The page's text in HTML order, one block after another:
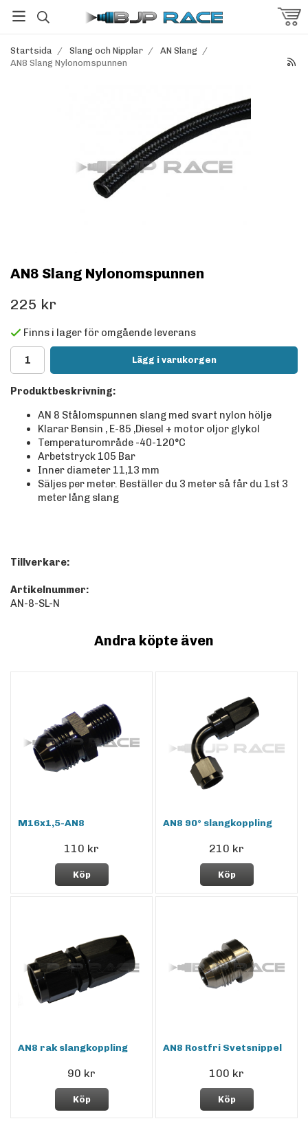
Startsida / Slang och Nipplar / AN Slang /
AN8 Slang Nylonomspunnen
AN8 Slang Nylonomspunnen
225 kr
Finns i lager för omgående leverans
Lägg i varukorgen
Produktbeskrivning:
AN 8 Stålomspunnen slang med svart nylon hölje
Klarar Bensin , E-85 ,Diesel + motor oljor glykol
Temperaturområde -40-120°C
Arbetstryck 105 Bar
Inner diameter 11,13 mm
Säljes per meter. Beställer du 3 meter så får du 1st 3
meter lång slang
Tillverkare:
Artikelnummer:
AN-8-SL-N
Andra köpte även
M16x1,5-AN8
110 kr
Köp
AN8 90° slangkoppling
210 kr
Köp
AN8 rak slangkoppling
90 kr
Köp
AN8 Rostfri Svetsnippel
100 kr
Köp